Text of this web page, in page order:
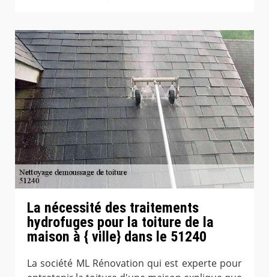
La nécessité des traitements
hydrofuges pour la toiture de la
maison à { ville} dans le 51240
La société ML Rénovation qui est experte pour